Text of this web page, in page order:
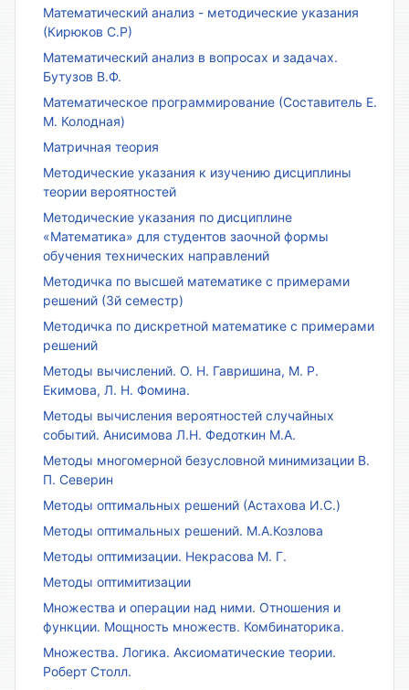
Математический анализ - методические указания
(Кирюков С.Р)
Математический анализ в вопросах и задачах.
Бутузов В.Ф.
Математическое программирование (Составитель Е.
М. Колодная)
Матричная теория
Методические указания к изучению дисциплины
теории вероятностей
Методические указания по дисциплине
«Математика» для студентов заочной формы
обучения технических направлений
Методичка по высшей математике с примерами
решений (3й семестр)
Методичка по дискретной математике с примерами
решений
Методы вычислений. О. Н. Гавришина, М. Р.
Екимова, Л. Н. Фомина.
Методы вычисления вероятностей случайных
событий. Анисимова Л.Н. Федоткин М.А.
Методы многомерной безусловной минимизации В.
П. Северин
Методы оптимальных решений (Астахова И.С.)
Методы оптимальных решений. М.А.Козлова
Методы оптимизации. Некрасова М. Г.
Методы оптимитизации
Множества и операции над ними. Отношения и
функции. Мощность множеств. Комбинаторика.
Множества. Логика. Аксиоматические теории.
Роберт Столл.